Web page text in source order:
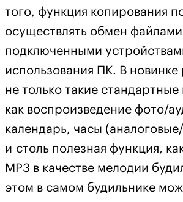
того, функция копирования
осуществлять обмен
подключенными
использования ПК. В новинке
не только такие
как воспроизведение фото/
календарь, часы
и столь полезная функция,
МР3 в качестве мелодии
этом в самом будильнике